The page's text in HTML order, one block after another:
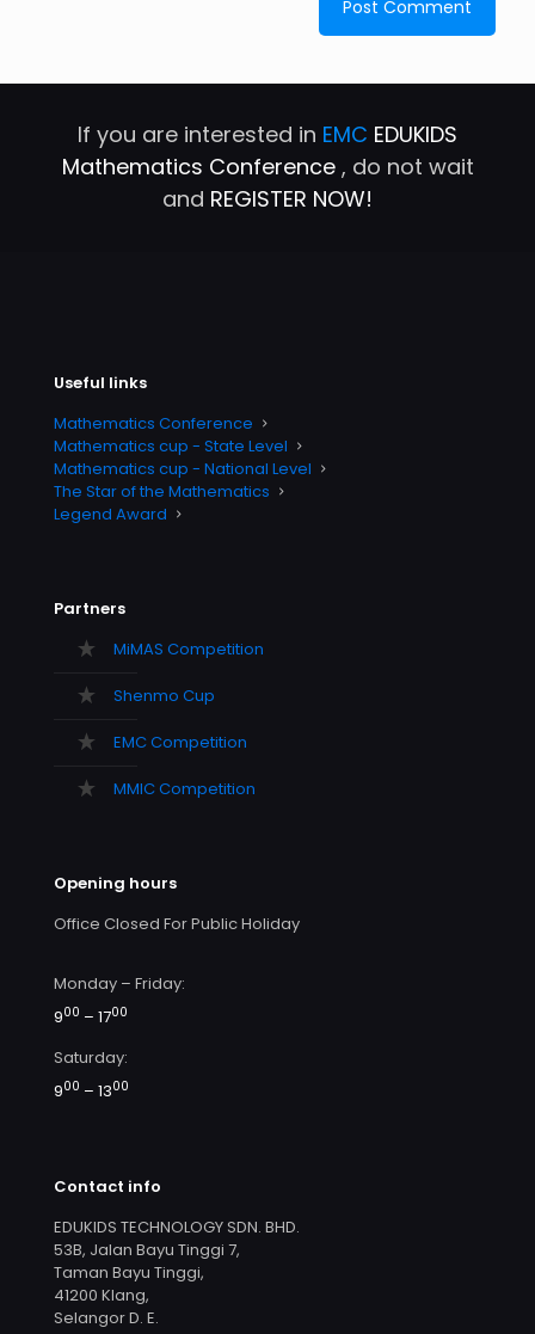
If you are interested in EMC EDUKIDS
Mathematics Conference , do not wait
and REGISTER NOW!
Useful links
Mathematics Conference
Mathematics cup - State Level
Mathematics cup - National Level
The Star of the Mathematics
Legend Award
Partners
MiMAS Competition
Shenmo Cup
EMC Competition
MMIC Competition
Opening hours
Office Closed For Public Holiday
Monday – Friday:
900 – 1700
Saturday:
900 – 1300
Contact info
EDUKIDS TECHNOLOGY SDN. BHD.
53B, Jalan Bayu Tinggi 7,
Taman Bayu Tinggi,
41200 Klang,
Selangor D. E.